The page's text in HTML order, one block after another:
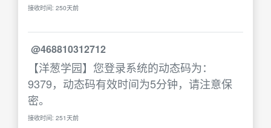
接收时间: 250天前
@468810312712
【洋葱学园】您登录系统的动态码为：
9379，动态码有效时间为5分钟，请注意保
密。
接收时间: 251天前